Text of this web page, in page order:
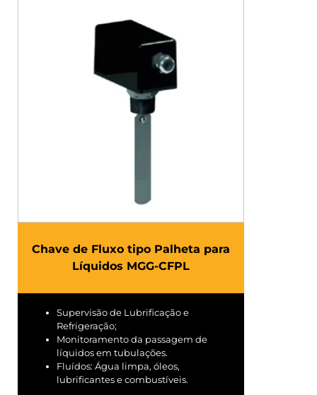
Chave de Fluxo tipo Palheta para
Líquidos MGG-CFPL
Supervisão de Lubrificação e
Refrigeração;
Monitoramento da passagem de
líquidos em tubulações.
Fluídos: Água limpa, óleos,
lubrificantes e combustíveis.